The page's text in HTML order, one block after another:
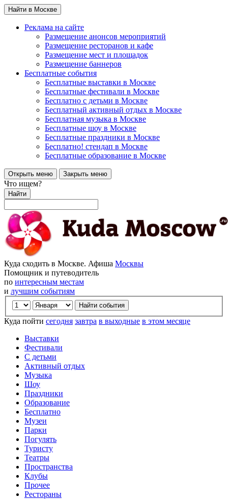
Найти в Москве
Реклама на сайте
Размещение анонсов мероприятий
Размещение ресторанов и кафе
Размещение мест и площадок
Размещение баннеров
Бесплатные события
Бесплатные выставки в Москве
Бесплатные фестивали в Москве
Бесплатно с детьми в Москве
Бесплатный активный отдых в Москве
Бесплатная музыка в Москве
Бесплатные шоу в Москве
Бесплатные праздники в Москве
Бесплатно! стендап в Москве
Бесплатные образование в Москве
Открыть меню Закрыть меню
Что ищем?
Найти
Куда сходить в Москве. Афиша Москвы
Помощник и путеводитель
по интересным местам
и лучшим событиям
Куда пойти сегодня завтра в выходные в этом месяце
Выставки
Фестивали
С детьми
Активный отдых
Музыка
Шоу
Праздники
Образование
Бесплатно
Музеи
Парки
Погулять
Туристу
Театры
Пространства
Клубы
Прочее
Рестораны